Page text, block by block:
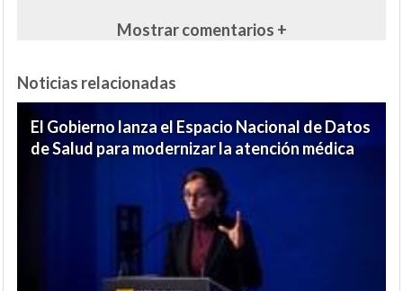
Mostrar comentarios +
Noticias relacionadas
El Gobierno lanza el Espacio Nacional de Datos
de Salud para modernizar la atención médica